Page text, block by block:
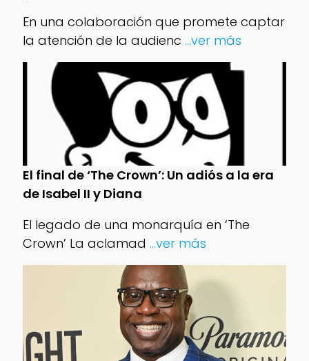
En una colaboración que promete captar
la atención de la audienc ...ver más
El final de ‘The Crown’: Un adiós a la era
de Isabel II y Diana
El legado de una monarquía en ‘The
Crown’ La aclamad ...ver más